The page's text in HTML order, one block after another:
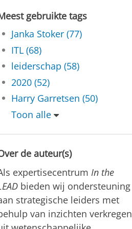
gebruikte tags
Janka Stoker (77)
ITL (68)
leiderschap (58)
2020 (52)
Harry Garretsen (50)
Toon alle
de auteur(s)
expertisecentrumIn the
bieden wij ondersteuning
strategische leiders met
van inzichten verkregen